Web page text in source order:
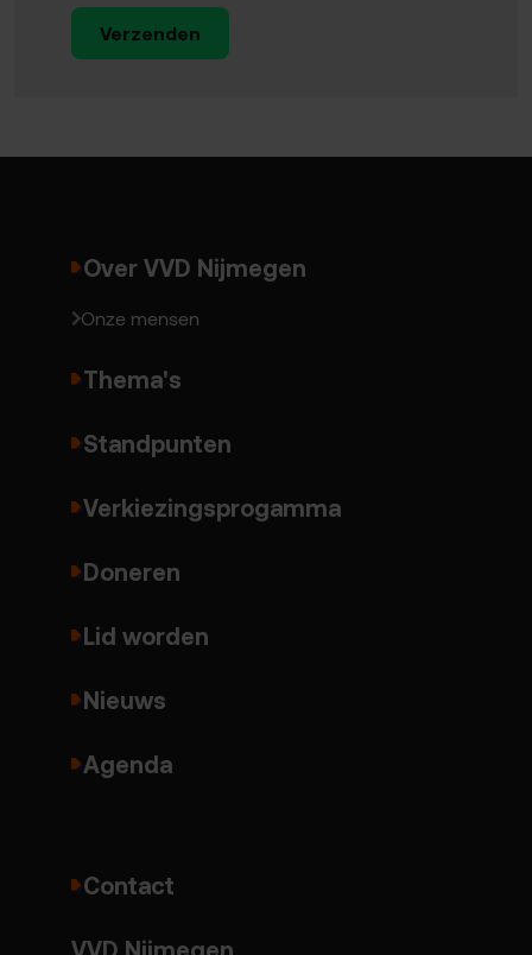
Verzenden
Over VVD Nijmegen
Onze mensen
Thema's
Standpunten
Verkiezingsprogamma
Doneren
Lid worden
Nieuws
Agenda
Contact
VVD Nijmegen